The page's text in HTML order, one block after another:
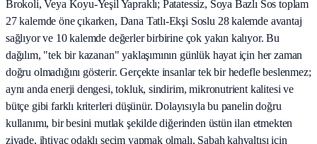
Brokoli, Veya Koyu-Yeşil Yapraklı; Patatessiz, Soya Bazlı Sos toplam
27 kalemde öne çıkarken, Dana Tatlı-Ekşi Soslu 28 kalemde avantaj
sağlıyor ve 10 kalemde değerler birbirine çok yakın kalıyor. Bu
dağılım, "tek bir kazanan" yaklaşımının günlük hayat için her zaman
doğru olmadığını gösterir. Gerçekte insanlar tek bir hedefle beslenmez;
aynı anda enerji dengesi, tokluk, sindirim, mikronutrient kalitesi ve
bütçe gibi farklı kriterleri düşünür. Dolayısıyla bu panelin doğru
kullanımı, bir besini mutlak şekilde diğerinden üstün ilan etmekten
ziyade, ihtiyaç odaklı seçim yapmak olmalı. Sabah kahvaltısı için